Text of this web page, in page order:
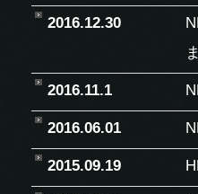
2016.12.30
2016.11.1
2016.06.01
2015.09.19